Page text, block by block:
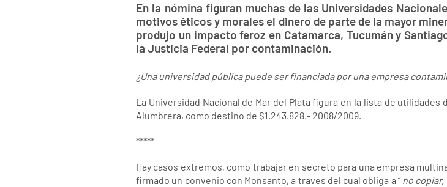
En la nómina figuran muchas de las Universidades
motivos éticos y morales el dinero de parte de la mayor
produjo un impacto feroz en Catamarca, Tucumán y
la Justicia Federal por contaminación.
¿Una universidad pública puede ser financiada por una empresa
La Universidad Nacional de Mar del Plata figura en la lista de utilidades
Alumbrera, como destino de $1.243.828.- 2008/2009.
*****
Hay casos extremos, como trabajar en secreto para una empresa
firmado un convenio con Monsanto, a traves del cual obliga a “ no